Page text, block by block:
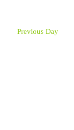
Previous Day